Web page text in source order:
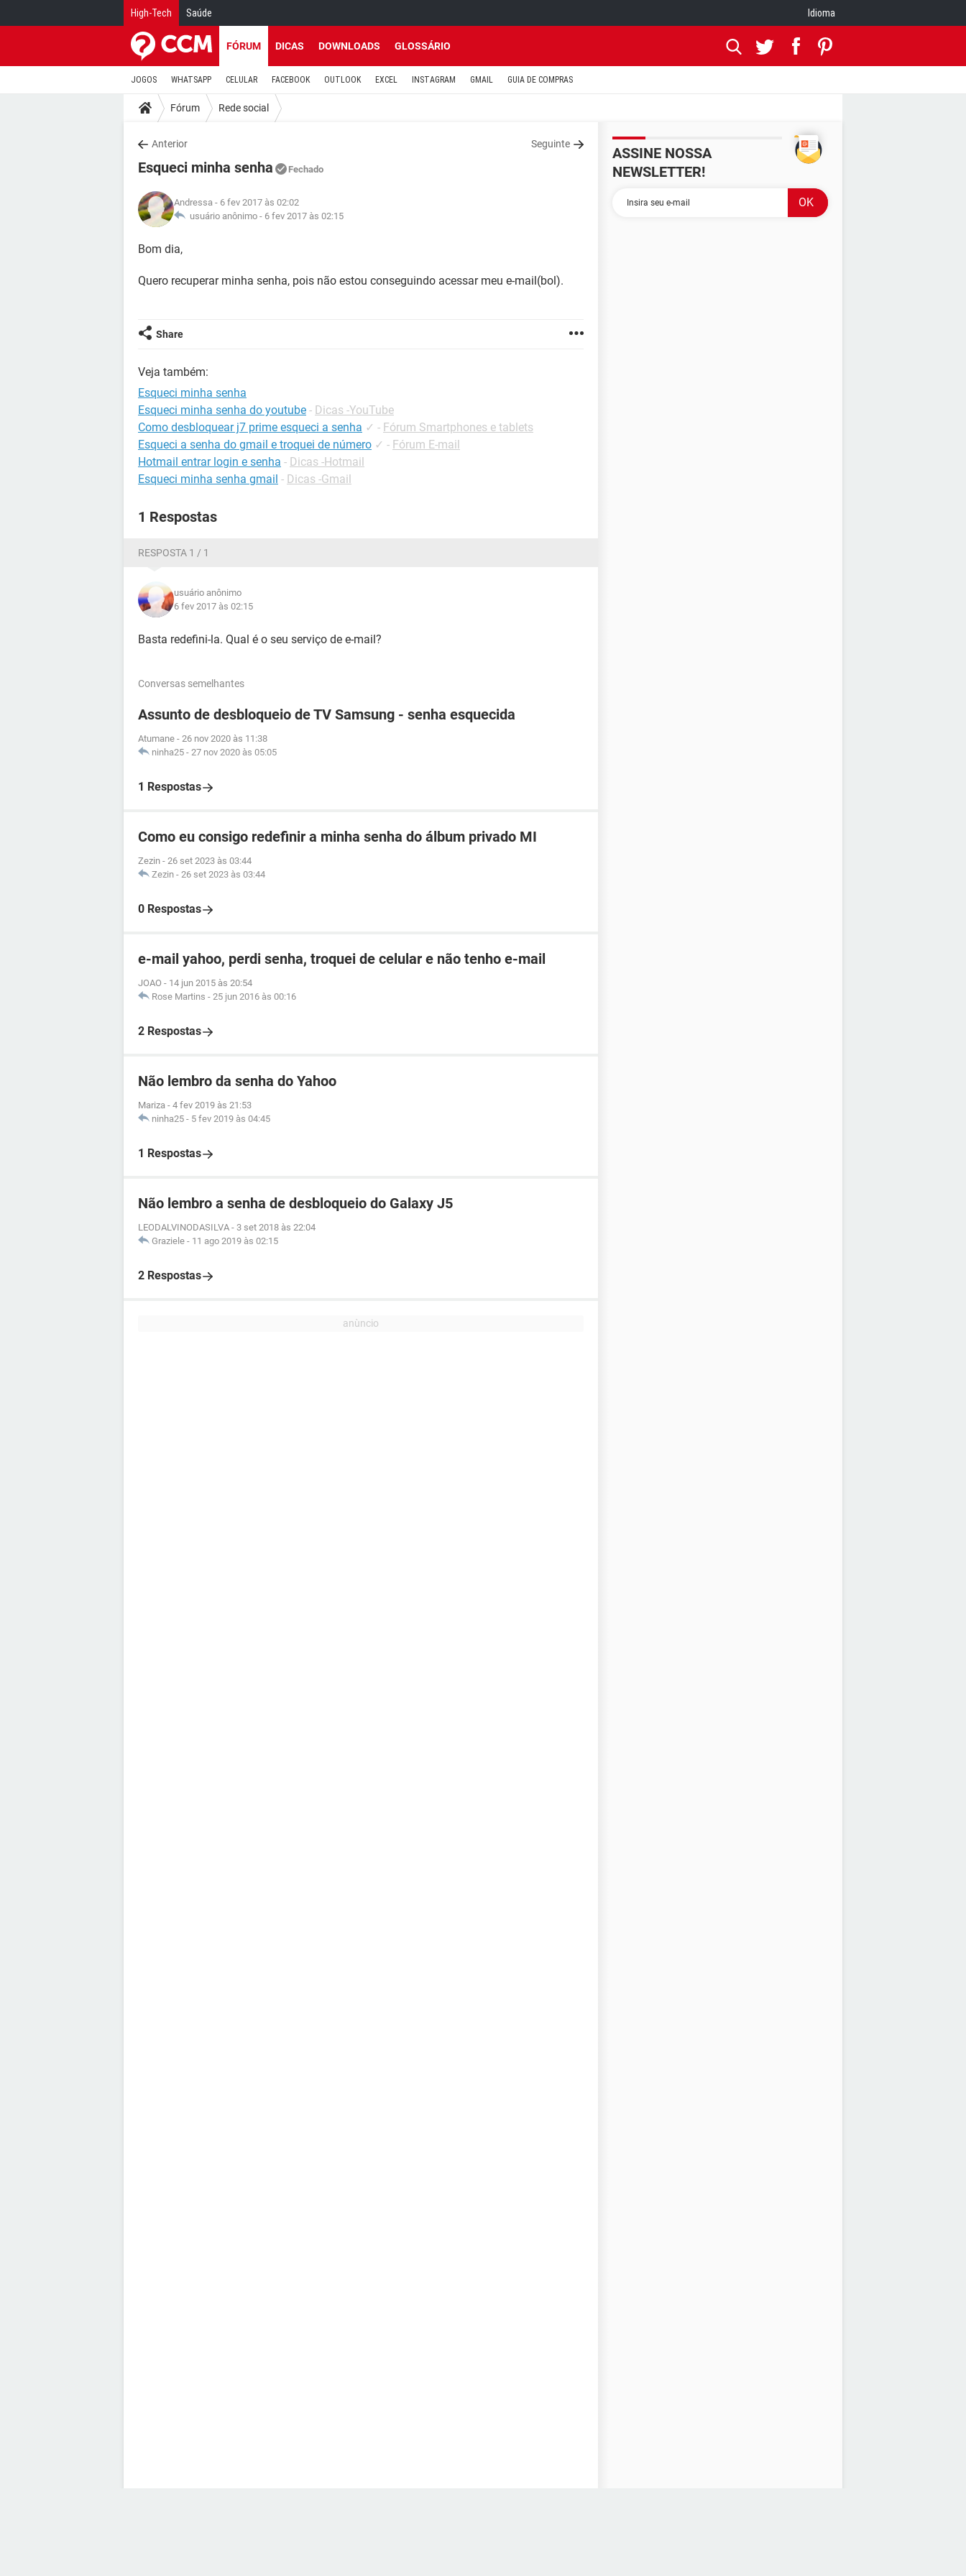
High-Tech Saúde Idioma
FÓRUM DICAS DOWNLOADS GLOSSÁRIO
JOGOS WHATSAPP CELULAR FACEBOOK OUTLOOK EXCEL INSTAGRAM GMAIL GUIA DE COMPRAS
Fórum Rede social
Anterior Seguinte
Esqueci minha senha Fechado
Andressa - 6 fev 2017 às 02:02
usuário anônimo - 6 fev 2017 às 02:15
Bom dia,
Quero recuperar minha senha, pois não estou conseguindo acessar meu e-mail(bol).
Share
Veja também:
Esqueci minha senha
Esqueci minha senha do youtube - Dicas -YouTube
Como desbloquear j7 prime esqueci a senha ✓ - Fórum Smartphones e tablets
Esqueci a senha do gmail e troquei de número ✓ - Fórum E-mail
Hotmail entrar login e senha - Dicas -Hotmail
Esqueci minha senha gmail - Dicas -Gmail
1 Respostas
RESPOSTA 1 / 1
usuário anônimo
6 fev 2017 às 02:15
Basta redefini-la. Qual é o seu serviço de e-mail?
Conversas semelhantes
Assunto de desbloqueio de TV Samsung - senha esquecida
Atumane - 26 nov 2020 às 11:38
ninha25 - 27 nov 2020 às 05:05
1 Respostas
Como eu consigo redefinir a minha senha do álbum privado MI
Zezin - 26 set 2023 às 03:44
Zezin - 26 set 2023 às 03:44
0 Respostas
e-mail yahoo, perdi senha, troquei de celular e não tenho e-mail
JOAO - 14 jun 2015 às 20:54
Rose Martins - 25 jun 2016 às 00:16
2 Respostas
Não lembro da senha do Yahoo
Mariza - 4 fev 2019 às 21:53
ninha25 - 5 fev 2019 às 04:45
1 Respostas
Não lembro a senha de desbloqueio do Galaxy J5
LEODALVINODASILVA - 3 set 2018 às 22:04
Graziele - 11 ago 2019 às 02:15
2 Respostas
ASSINE NOSSA
NEWSLETTER!